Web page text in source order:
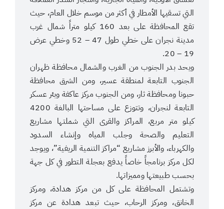
التي تسقيها الأمطار في أكثر من موسم خلال العام، حيث
تقع المحافظة على بعد 160 كيلو متراً شمال غرب
مدينة نجران على خطي طول 47 – 52 وخطي عرض
19 – 20.
ويحد بدر الجنوب من الغرب والشمال محافظة ظهران
الجنوب التابعة لمنطقة عسير، ومن الشرق محافظة
حبونا ومحافظة ثار، ومن الجنوب مركز عاكفة وبئر عسكر
التابعة لنجران، وتتوزع على مساحتها البالغة 4200
كيلو متر مربع، المراكز والقرى التي شملتها مشاريع
التعليم والصحة وجلب المياه وإنشاء السدود
والكهرباء، والأبرز مشاريع “مراكز التنمية الريفية”، ويوجد
لكل مركز برنامجاً خاصاً يدفع بعجلة التطور في كل جهة
بحسب طبيعتها ومميزاتها.
وتشتمل المحافظة على كل من مركز هدادة، ومركز
الخانق، ومركز الرحاب، حيث تبعد هدادة عن مركز